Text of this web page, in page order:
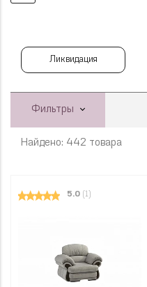
Ликвидация
Фильтры
Найдено: 442 товара
5.0 (1)